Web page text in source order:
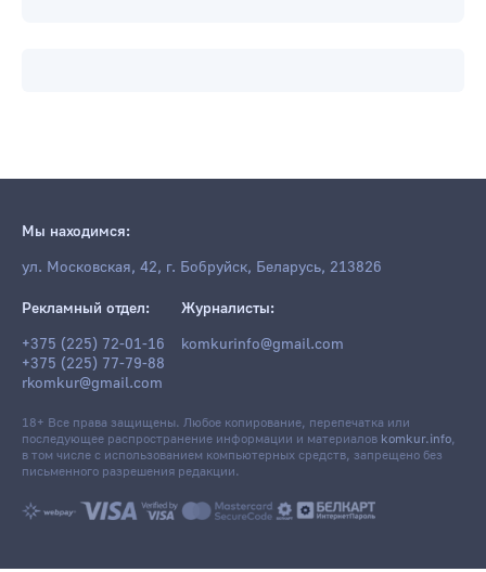
Мы находимся:
ул. Московская, 42, г. Бобруйск, Беларусь, 213826
Рекламный отдел:
+375 (225) 72-01-16
+375 (225) 77-79-88
rkomkur@gmail.com
Журналисты:
komkurinfo@gmail.com
18+ Все права защищены. Любое копирование, перепечатка или
последующее распространение информации и материалов komkur.info,
в том числе с использованием компьютерных средств, запрещено без
письменного разрешения редакции.